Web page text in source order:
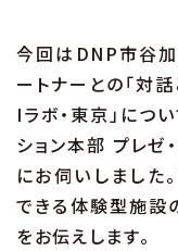
今回はDNP市谷
ートナーとの「対
Iラボ・東京」につ
ション本部 プレゼ
にお伺いしました
できる体験型施設
をお伝えします。